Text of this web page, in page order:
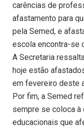
carências de
afastamento para
pela Semed, e
escola encontra-se
A Secretaria
hoje estão
em fevereiro deste
Por fim, a Semed
sempre se coloca à
educacionais que